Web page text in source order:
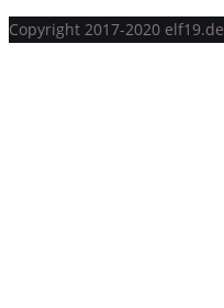
Copyright 2017-2020 elf19.de